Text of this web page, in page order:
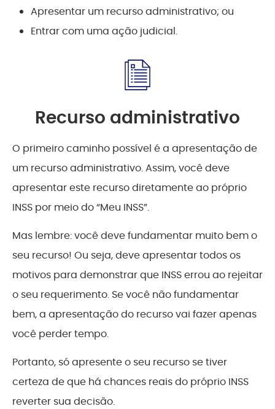
Apresentar um recurso administrativo; ou
Entrar com uma ação judicial.
Recurso administrativo
O primeiro caminho possível é a apresentação de
um recurso administrativo. Assim, você deve
apresentar este recurso diretamente ao próprio
INSS por meio do “Meu INSS”.
Mas lembre: você deve fundamentar muito bem o
seu recurso! Ou seja, deve apresentar todos os
motivos para demonstrar que INSS errou ao rejeitar
o seu requerimento. Se você não fundamentar
bem, a apresentação do recurso vai fazer apenas
você perder tempo.
Portanto, só apresente o seu recurso se tiver
certeza de que há chances reais do próprio INSS
reverter sua decisão.